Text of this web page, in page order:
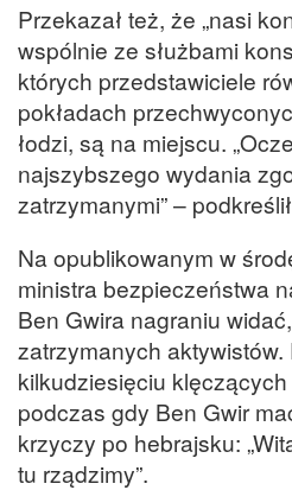
Przekazał też, że „nasi
wspólnie ze służbami
których przedstawiciele
pokładach
łodzi, są na miejscu.
najszybszego wydania
zatrzymanymi” –
Na opublikowanym w
ministra bezpieczeństwa
Ben Gwira nagraniu
zatrzymanych
kilkudziesięciu
podczas gdy Ben Gwir
krzyczy po hebrajsku:
tu rządzimy”.